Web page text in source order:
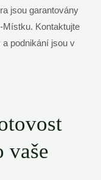
jsou garantovány
Kontaktujte
podnikání jsou v
vaše